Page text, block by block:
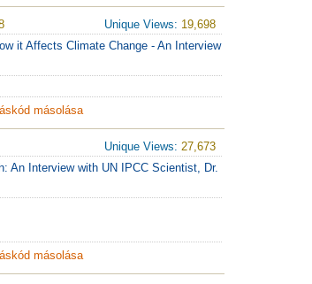
Unique Views: 19,698
it Affects Climate Change - An Interview
másolása
Unique Views: 27,673
An Interview with UN IPCC Scientist, Dr.
másolása